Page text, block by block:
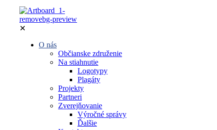
✕
O nás
Občianske združenie
Na stiahnutie
Logotypy
Plagáty
Projekty
Partneri
Zverejňovanie
Výročné správy
Ďalšie